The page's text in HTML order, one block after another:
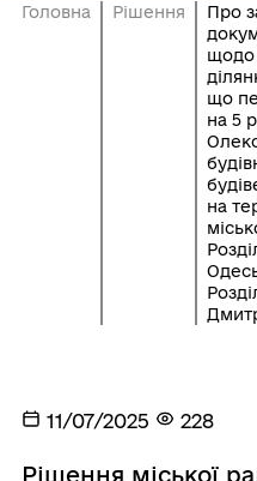
Головна Рішення
Про
щодо
що
на 5
на
11/07/2025 228
Рішення міської